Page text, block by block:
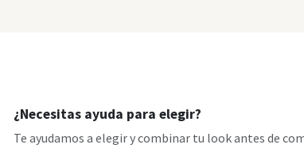
¿Necesitas ayuda para elegir?
Te ayudamos a elegir y combinar tu look antes de